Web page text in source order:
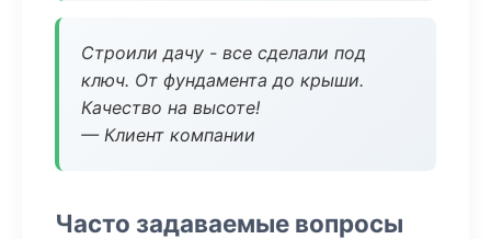
Строили дачу - все сделали под
ключ. От фундамента до крыши.
Качество на высоте!
— Клиент компании
Часто задаваемые вопросы